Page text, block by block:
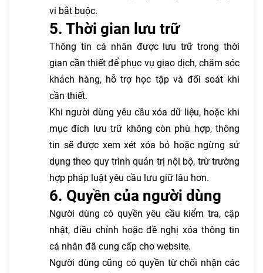
vi bắt buộc.
5. Thời gian lưu trữ
Thông tin cá nhân được lưu trữ trong thời
gian cần thiết để phục vụ giao dịch, chăm sóc
khách hàng, hỗ trợ học tập và đối soát khi
cần thiết.
Khi người dùng yêu cầu xóa dữ liệu, hoặc khi
mục đích lưu trữ không còn phù hợp, thông
tin sẽ được xem xét xóa bỏ hoặc ngừng sử
dụng theo quy trình quản trị nội bộ, trừ trường
hợp pháp luật yêu cầu lưu giữ lâu hơn.
6. Quyền của người dùng
Người dùng có quyền yêu cầu kiểm tra, cập
nhật, điều chỉnh hoặc đề nghị xóa thông tin
cá nhân đã cung cấp cho website.
Người dùng cũng có quyền từ chối nhận các